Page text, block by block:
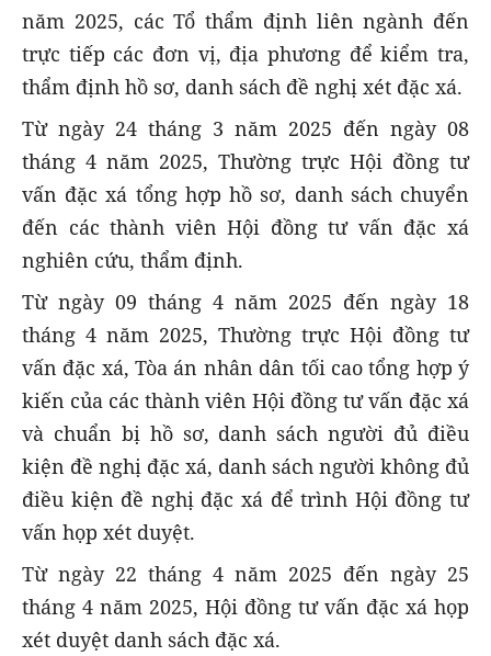
năm 2025, các Tổ thẩm định liên ngành đến
trực tiếp các đơn vị, địa phương để kiểm tra,
thẩm định hồ sơ, danh sách đề nghị xét đặc xá.
Từ ngày 24 tháng 3 năm 2025 đến ngày 08
tháng 4 năm 2025, Thường trực Hội đồng tư
vấn đặc xá tổng hợp hồ sơ, danh sách chuyển
đến các thành viên Hội đồng tư vấn đặc xá
nghiên cứu, thẩm định.
Từ ngày 09 tháng 4 năm 2025 đến ngày 18
tháng 4 năm 2025, Thường trực Hội đồng tư
vấn đặc xá, Tòa án nhân dân tối cao tổng hợp ý
kiến của các thành viên Hội đồng tư vấn đặc xá
và chuẩn bị hồ sơ, danh sách người đủ điều
kiện đề nghị đặc xá, danh sách người không đủ
điều kiện đề nghị đặc xá để trình Hội đồng tư
vấn họp xét duyệt.
Từ ngày 22 tháng 4 năm 2025 đến ngày 25
tháng 4 năm 2025, Hội đồng tư vấn đặc xá họp
xét duyệt danh sách đặc xá.